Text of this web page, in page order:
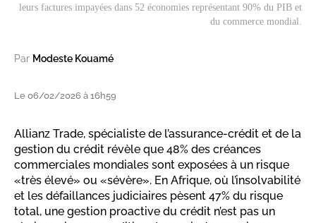
leurs factures impayées dans 52 économies représentant 90% du PIB et
du commerce mondial.
Par Modeste Kouamé
Le 06/02/2026 à 16h59
Allianz Trade, spécialiste de l’assurance-crédit et de la
gestion du crédit révèle que 48% des créances
commerciales mondiales sont exposées à un risque
«très élevé» ou «sévère». En Afrique, où l’insolvabilité
et les défaillances judiciaires pèsent 47% du risque
total, une gestion proactive du crédit n’est pas un